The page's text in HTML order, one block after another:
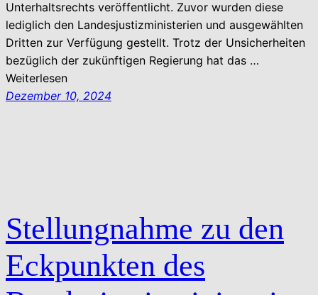
Unterhaltsrechts veröffentlicht. Zuvor wurden diese
lediglich den Landesjustizministerien und ausgewählten
Dritten zur Verfügung gestellt. Trotz der Unsicherheiten
bezüglich der zukünftigen Regierung hat das …
Weiterlesen
Dezember 10, 2024
Stellungnahme zu den
Eckpunkten des